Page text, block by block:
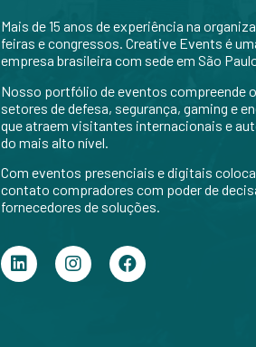
Mais de 15 anos de experiência na
feiras e congressos. Creative Events é
empresa brasileira com sede em São
Nosso portfólio de eventos compreende
setores de defesa, segurança, gaming e
que atraem visitantes internacionais e
do mais alto nível.
Com eventos presenciais e digitais
contato compradores com poder de
fornecedores de soluções.